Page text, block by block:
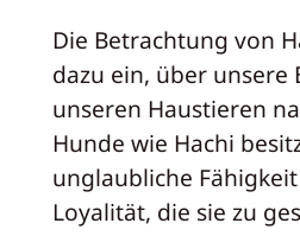
Die Betrachtung von
dazu ein, über unsere
unseren Haustieren
Hunde wie Hachi
unglaubliche
Loyalität, die sie zu